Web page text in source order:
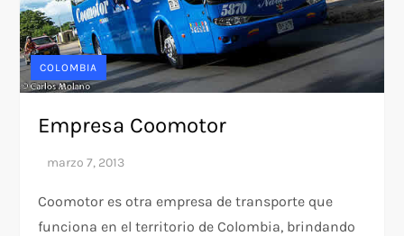
COLOMBIA
Empresa Coomotor
Coomotor es otra empresa de transporte que
funciona en el territorio de Colombia, brindando